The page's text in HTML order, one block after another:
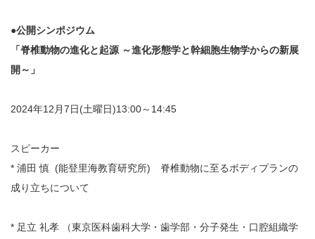
●公開シンポジウム
「脊椎動物の進化と起源 ～進化形態学と幹細胞生物学からの新展
開～」
2024年12月7日(土曜日)13:00～14:45
スピーカー
* 浦田 慎 (能登里海教育研究所) 脊椎動物に至るボディプランの
成り立ちについて
* 足立 礼孝 （東京医科歯科大学・歯学部・分子発生・口腔組織学